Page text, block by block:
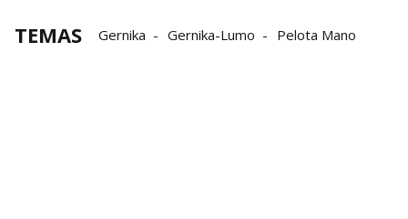
TEMAS Gernika Gernika-Lumo Pelota Mano